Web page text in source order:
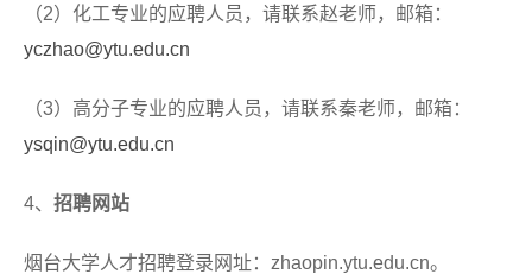
（2）化工专业的应聘人员，请联系赵老师，邮箱：
yczhao@ytu.edu.cn
（3）高分子专业的应聘人员，请联系秦老师，邮箱：
ysqin@ytu.edu.cn
4、 招聘网站
烟台大学人才招聘登录网址：zhaopin.ytu.edu.cn。